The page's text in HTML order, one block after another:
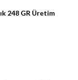
248 GR Üretim